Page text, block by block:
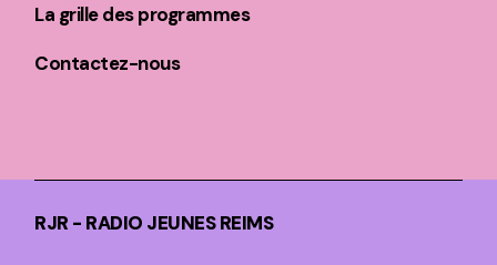
La grille des programmes
Contactez-nous
RJR - RADIO JEUNES REIMS